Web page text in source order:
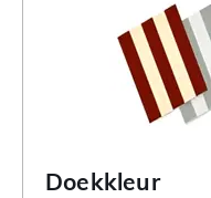
Doekkleur